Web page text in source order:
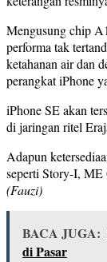
Mengusung chip
performa tak
ketahanan air dan
perangkat iPhone
iPhone SE akan
di jaringan ritel
Adapun
seperti Story-I, ME
(Fauzi)
BACA JUGA:
di Pasar